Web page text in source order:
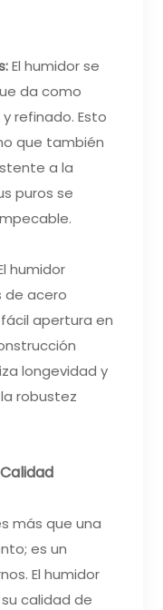
El humidor se
da como
refinado. Esto
que también
a la
puros se
humidor
de acero
apertura en
longevidad y
robustez
más que una
es un
El humidor
calidad de